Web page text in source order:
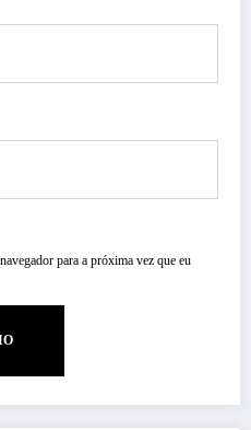
para a próxima vez que eu